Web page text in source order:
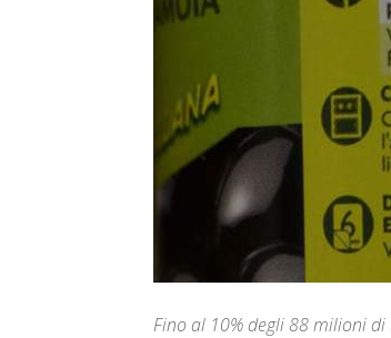
Fino al 10% degli 88 milioni